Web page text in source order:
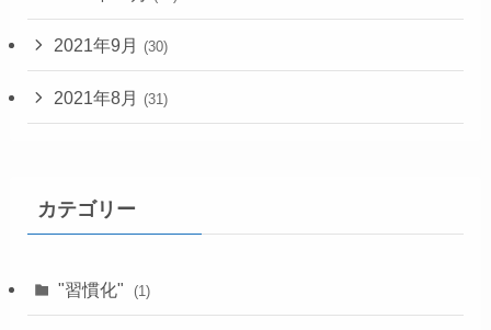
2021年9月 (30)
2021年8月 (31)
カテゴリー
"習慣化" (1)